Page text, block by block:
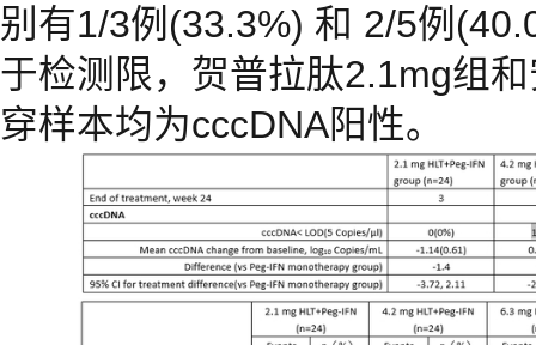
别有1/3例(33.3%) 和 2/5例
于检测限，贺普拉肽2.1mg组
穿样本均为cccDNA阳性。